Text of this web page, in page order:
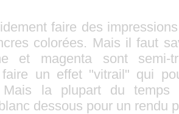
faire des
colorées. Mais il faut
et magenta sont semi-
un effet "vitrail" qui
Mais la plupart du temps
dessous pour un rendu